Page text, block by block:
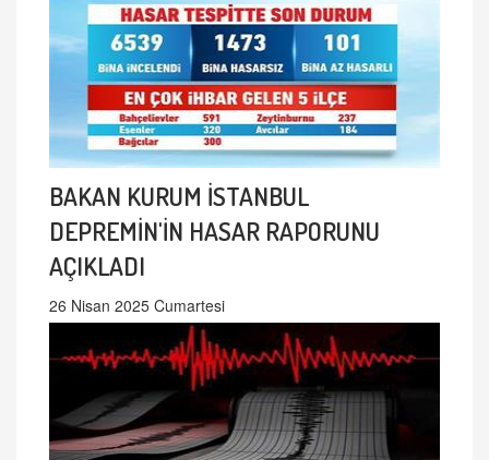
BAKAN KURUM İSTANBUL
DEPREMİN'İN HASAR RAPORUNU
AÇIKLADI
26 Nisan 2025 Cumartesi